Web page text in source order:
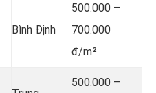
Bình Định
500.000 –
700.000
đ/m²
500.000 –